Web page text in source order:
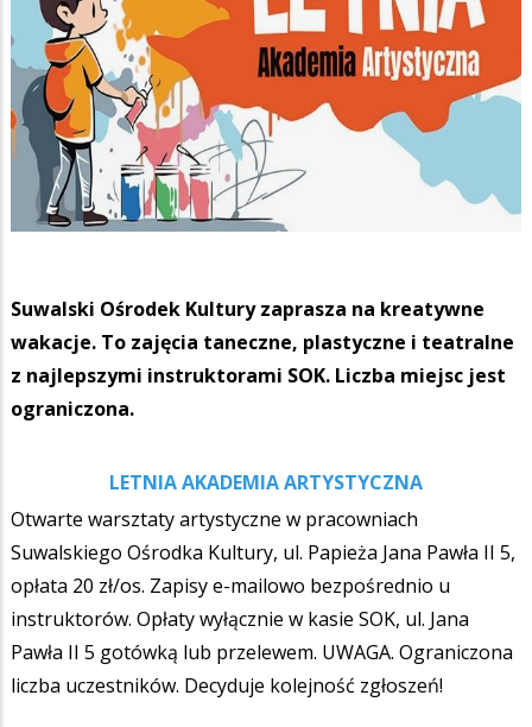
Suwalski Ośrodek Kultury zaprasza na kreatywne
wakacje. To zajęcia taneczne, plastyczne i teatralne
z najlepszymi instruktorami SOK. Liczba miejsc jest
ograniczona.
LETNIA AKADEMIA ARTYSTYCZNA
Otwarte warsztaty artystyczne w pracowniach
Suwalskiego Ośrodka Kultury, ul. Papieża Jana Pawła II 5,
opłata 20 zł/os. Zapisy e-mailowo bezpośrednio u
instruktorów. Opłaty wyłącznie w kasie SOK, ul. Jana
Pawła II 5 gotówką lub przelewem. UWAGA. Ograniczona
liczba uczestników. Decyduje kolejność zgłoszeń!